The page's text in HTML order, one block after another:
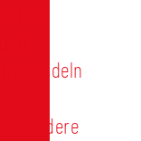
Treunadeln
Besondere